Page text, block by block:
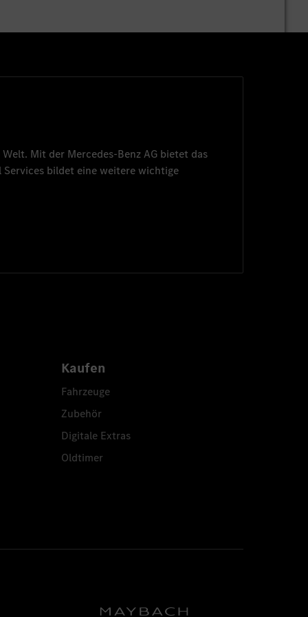
Mit der Mercedes-Benz AG bietet das
Services bildet eine weitere wichtige
Kaufen
Fahrzeuge
Zubehör
Digitale Extras
Oldtimer